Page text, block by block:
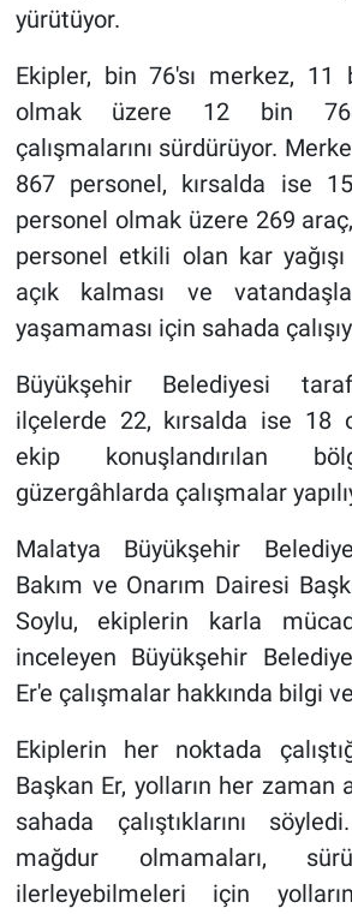
yürütüyor.
Ekipler, bin 76'sı merkez, 11
olmak üzere 12 bin
çalışmalarını sürdürüyor.
867 personel, kırsalda ise
personel olmak üzere 269
personel etkili olan kar yağışı
açık kalması ve
yaşamaması için sahada
Büyükşehir Belediyesi
ilçelerde 22, kırsalda ise 18
ekip konuşlandırılan
güzergâhlarda çalışmalar
Malatya Büyükşehir
Bakım ve Onarım Dairesi
Soylu, ekiplerin karla
inceleyen Büyükşehir
Er'e çalışmalar hakkında bilgi
Ekiplerin her noktada
Başkan Er, yolların her zaman
sahada çalıştıklarını
mağdur olmamaları,
ilerleyebilmeleri için